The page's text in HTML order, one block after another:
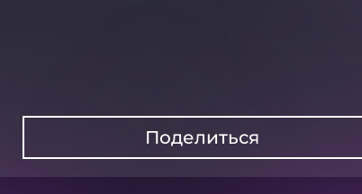
Поделиться